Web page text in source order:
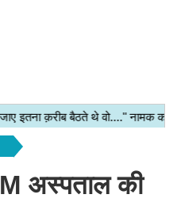
अस्पताल की